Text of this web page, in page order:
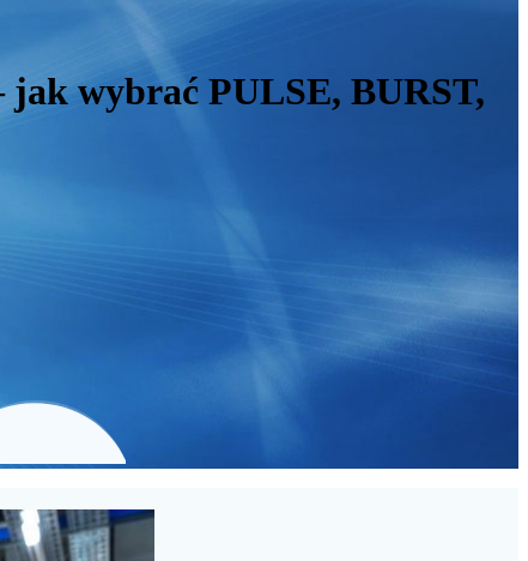
wybrać PULSE, BURST,